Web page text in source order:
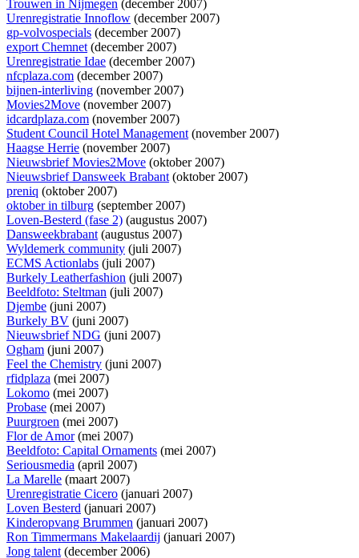
Trouwen in Nijmegen (december 2007)
Urenregistratie Innoflow (december 2007)
gp-volvospecials (december 2007)
export Chemnet(december 2007)
Urenregistratie Idae (december 2007)
nfcplaza.com (december 2007)
bijnen-interliving (november 2007)
Movies2Move (november 2007)
idcardplaza.com (november 2007)
Student Council Hotel Management(november 2007)
Haagse Herrie (november 2007)
Nieuwsbrief Movies2Move (oktober 2007)
Nieuwsbrief Dansweek Brabant(oktober 2007)
preniq (oktober 2007)
oktober in tilburg (september 2007)
Loven-Besterd (fase 2) (augustus 2007)
Dansweekbrabant(augustus 2007)
Wyldemerk community (juli 2007)
ECMS Actionlabs (juli 2007)
Burkely Leatherfashion (juli 2007)
Beeldfoto: Steltman (juli 2007)
Djembe (juni 2007)
Burkely BV (juni 2007)
Nieuwsbrief NDG (juni 2007)
Ogham (juni 2007)
Feel the Chemistry (juni 2007)
rfidplaza (mei 2007)
Lokomo (mei 2007)
Probase (mei 2007)
Puurgroen (mei 2007)
Flor de Amor(mei 2007)
Beeldfoto: Capital Ornaments (mei 2007)
Seriousmedia (april 2007)
La Marelle (maart 2007)
Urenregistratie Cicero (januari 2007)
Loven Besterd (januari 2007)
Kinderopvang Brummen (januari 2007)
Ron Timmermans Makelaardij (januari 2007)
Jong talent(december 2006)